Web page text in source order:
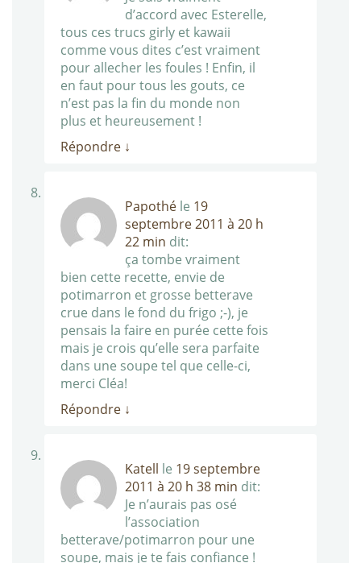
d’accord avec Esterelle,
tous ces trucs girly et kawaii
comme vous dites c’est vraiment
pour allecher les foules ! Enfin, il
en faut pour tous les gouts, ce
n’est pas la fin du monde non
plus et heureusement !
Répondre ↓
Papothé le 19
septembre 2011 à 20 h
22 min dit:
ça tombe vraiment
bien cette recette, envie de
potimarron et grosse betterave
crue dans le fond du frigo ;-), je
pensais la faire en purée cette fois
mais je crois qu’elle sera parfaite
dans une soupe tel que celle-ci,
merci Cléa!
Répondre ↓
Katell le 19 septembre
2011 à 20 h 38 min dit:
Je n’aurais pas osé
l’association
betterave/potimarron pour une
soupe, mais je te fais confiance !